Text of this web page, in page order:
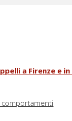
a Firenze e